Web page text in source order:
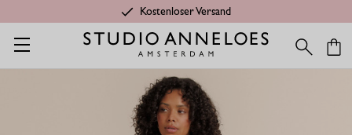
Kostenloser Versand
Startseite Kleidung aus Travelstoff Kato kleid - Dunkelblau